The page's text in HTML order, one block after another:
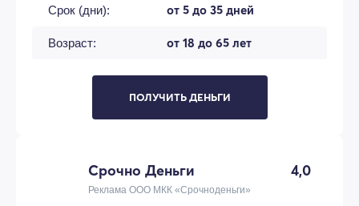
Срок (дни): от 5 до 35 дней
Возраст: от 18 до 65 лет
ПОЛУЧИТЬ ДЕНЬГИ
Срочно Деньги 4,0
Реклама ООО МКК «Срочноденьги»